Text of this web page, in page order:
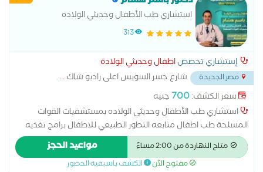
استشاري طب الأطفال وحديثي الولاده
313
إستشاري تخصصاطفال وحديثي الولادة
مصر الجديدة شارع جسر السويس اعلى راديو شاك...
سعر الكشف:700 جنيه
استشاري طب الأطفال وحديثي الولاده بمستشفيات القوات
المسلحة طب اطفال متابعه التطور الطبيعي للاطفال برامج تغذيه
مخصصه للاطفال متابعه حالات تاخر النمو متابعه النمو الجسدي
للاطفال متابعه النمو العقلي للاطفال
متاح النهاردة من 2:00 مساءً مواعيد الحجز
مفتوح الآن الكشف باسبقية الحضور